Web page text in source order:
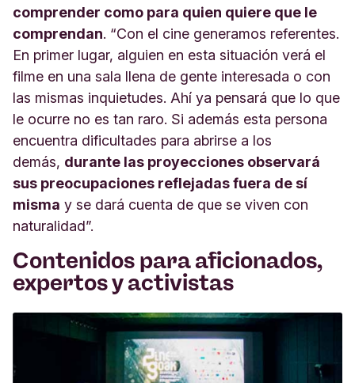
comprender como para quien quiere que le
comprendan. “Con el cine generamos referentes.
En primer lugar, alguien en esta situación verá el
filme en una sala llena de gente interesada o con
las mismas inquietudes. Ahí ya pensará que lo que
le ocurre no es tan raro. Si además esta persona
encuentra dificultades para abrirse a los
demás, durante las proyecciones observará
sus preocupaciones reflejadas fuera de sí
misma y se dará cuenta de que se viven con
naturalidad”.
Contenidos para aficionados,
expertos y activistas